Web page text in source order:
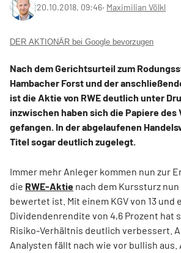
20.10.2018, 09:46‧ Maximilian Völkl
DER AKTIONÄR bei Google bevorzugen
Nach dem Gerichtsurteil zum
Hambacher Forst und der
ist die Aktie von RWE deutlich unter
inzwischen haben sich die Papiere
gefangen. In der abgelaufenen
Titel sogar deutlich zugelegt.
Immer mehr Anleger kommen nun zur
die RWE-Aktie nach dem Kurssturz
bewertet ist. Mit einem KGV von 13 und
Dividendenrendite von 4,6 Prozent hat
Risiko-Verhältnis deutlich verbessert.
Analysten fällt nach wie vor bullish aus.